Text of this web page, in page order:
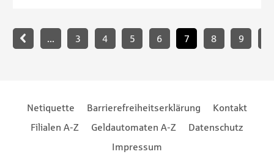
Paginierung
...
3 4 5 6 7 8 9
Footernavigation
Netiquette Barrierefreiheitserklärung
Kontakt
Filialen A-Z
Geldautomaten A-Z
Datenschutz
Impressum